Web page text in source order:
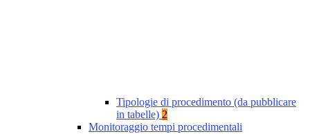
Tipologie di procedimento (da pubblicare
in tabelle) 2
Monitoraggio tempi procedimentali